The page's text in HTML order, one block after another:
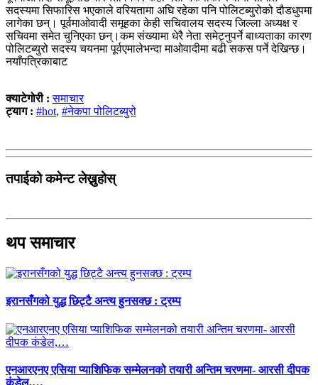
सदस्यमा सिफारिस भएकाले वरियतामा अघि रहेका पनि पोलिटब्युरोको दौडधुपमा
लागेका छन्। पूर्वमाओवादी समूहका केही सचिवालय सदस्य जिल्ला अध्यक्ष र
सचिवमा समेत चुनिएका छन्।कम संख्यामा धेरै नेता समेट्नुपर्ने बाध्यताका कारण
पोलिटब्युरो सदस्य चयनमा पूर्वएमालेभन्दा माओवादीमा बढी सकस पर्ने देखिन्छ।
नयाँपत्रिकाबाट
क्याटेगोरी :समाचार
ट्याग : #hot, #नेकपा पोलिटब्युरो
तपाईको कमेन्ट लेख्नुहोस्
थप समाचार
इरानसँगको युद्ध छिट्टै अन्त्य हुनसक्छ : ट्रम्प
एनआरएनए एसिया प्याशिफिक सम्मेलनको तयारी अन्तिम चरणमा- आरसी दीपक
कंडेल,…